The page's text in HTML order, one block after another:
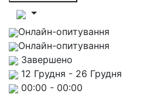
Онлайн-опитування
Онлайн-опитування
Завершено
12 Грудня - 26 Грудня
00:00 - 00:00